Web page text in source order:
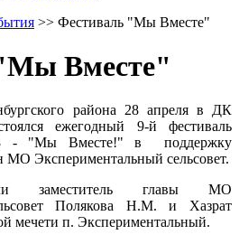
>> Фестиваль "Мы Вместе"
Вместе"
района 28 апреля в ДК
ежегодный 9-й фестиваль
- "Мы Вместе!" в поддержку
МО Экспериментальный сельсовет.
заместитель главы МО
Полякова Н.М. и Хазрат
мечети п. Экспериментальный.